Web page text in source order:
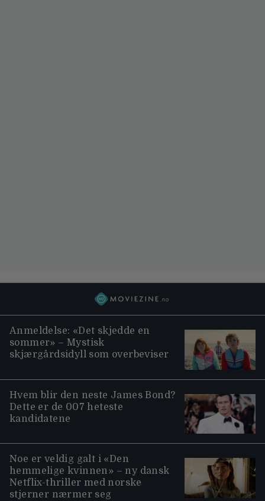
Anmeldelse: «Det skjedde en
sommer» – Mystisk
skjærgårdsidyll som overbeviser
Hvem blir den neste James Bond?
Dette er de 007 heteste
kandidatene
Noe er veldig galt i «Den
hemmelige kvinnen» – ny dansk
Netflix-thriller med norske
stjerner nærmer seg